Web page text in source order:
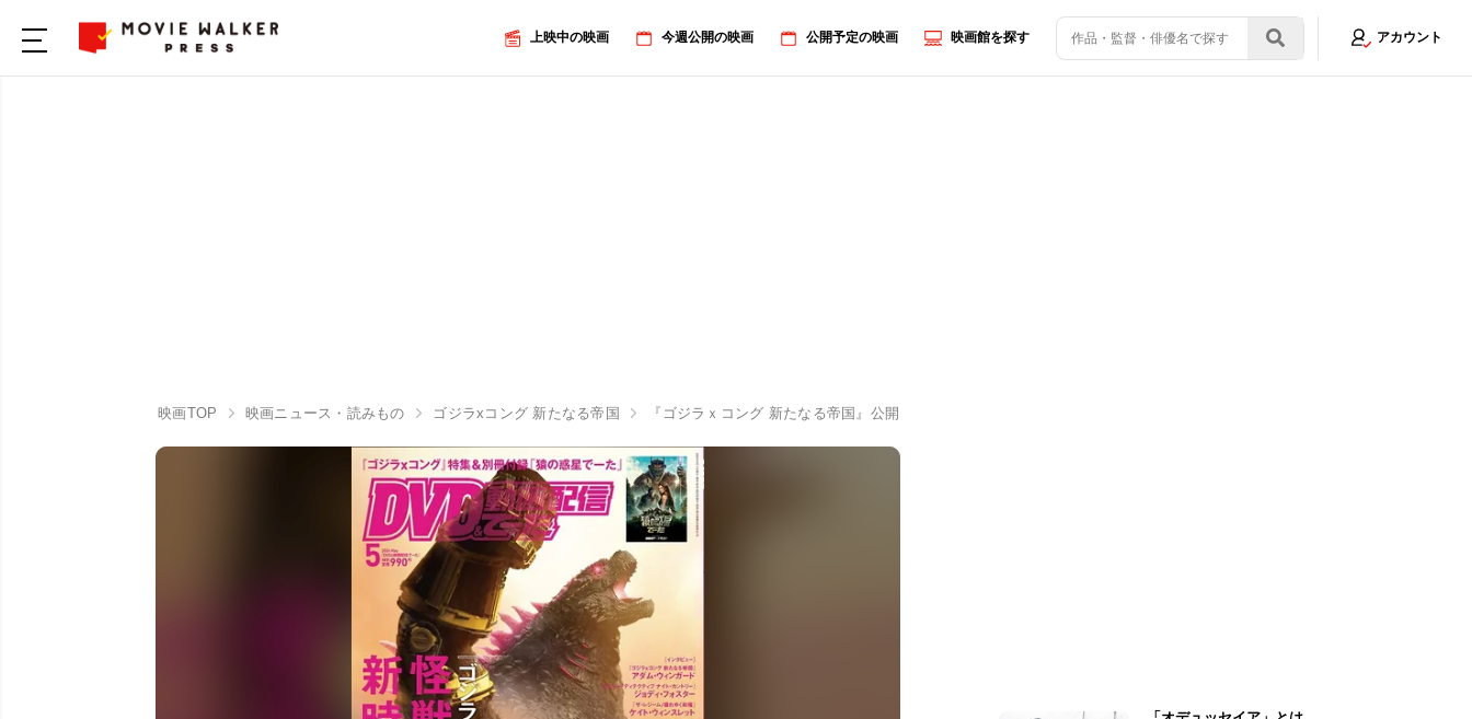
上映中の映画 今週公開の映画 公開予定の映画 映画館を探す アカウント
映画TOP 映画ニュース・読みもの ゴジラxコング 新たなる帝国 『ゴジラｘコング 新たなる帝国』公開＆『ゴジラ-1.0』パッケージ化！怪獣映画大特集のDVD&動画配信でーた5月号が発売中